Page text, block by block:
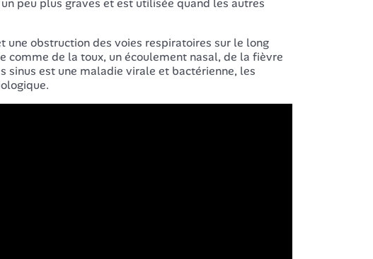
peu plus graves et est utilisée quand les autres
une obstruction des voies respiratoires sur le long
de la toux, un écoulement nasal, de la fièvre
sinus est une maladie virale et bactérienne, les